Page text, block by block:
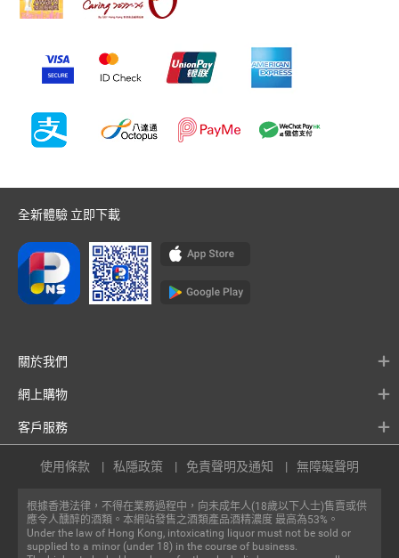
全新體驗 立即下載
關於我們
網上購物
客戶服務
根據香港法律，不得在業務過程中，向未成年人(18歲以下人士)售賣或供
應令人醺醉的酒類。本網站發售之酒類產品酒精濃度 最高為53%。
Under the law of Hong Kong, intoxicating liquor must not be sold or
supplied to a minor (under 18) in the course of business.
使用條款 私隱政策 免責聲明及通知 無障礙聲明